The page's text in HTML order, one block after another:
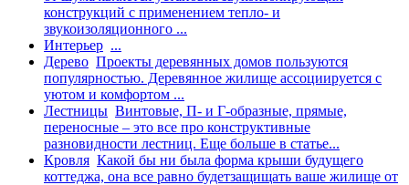
конструкций с применением тепло- и
звукоизоляционного ...
Интерьер ...
Дерево Проекты деревянных домов пользуются
популярностью. Деревянное жилище ассоциируется с
уютом и комфортом ...
Лестницы Винтовые, П- и Г-образные, прямые,
переносные – это все про конструктивные
разновидности лестниц. Еще больше в статье...
Кровля Какой бы ни была форма крыши будущего
коттеджа, она все равно будетзащищать ваше жилище от